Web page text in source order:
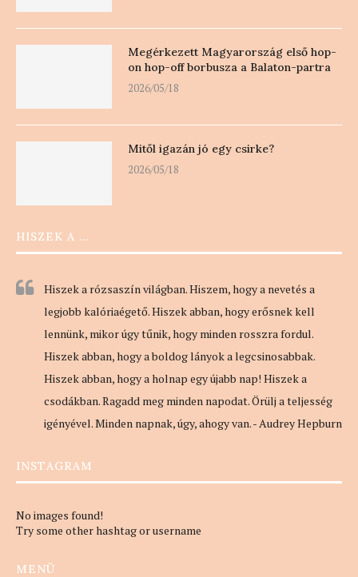
Megérkezett Magyarország első hop-
on hop-off borbusza a Balaton-partra
2026/05/18
Mitől igazán jó egy csirke?
2026/05/18
HISZEK A …
Hiszek a rózsaszín világban. Hiszem, hogy a nevetés a
legjobb kalóriaégető. Hiszek abban, hogy erősnek kell
lennünk, mikor úgy tűnik, hogy minden rosszra fordul.
Hiszek abban, hogy a boldog lányok a legcsinosabbak.
Hiszek abban, hogy a holnap egy újabb nap! Hiszek a
csodákban. Ragadd meg minden napodat. Örülj a teljesség
igényével. Minden napnak, úgy, ahogy van. - Audrey Hepburn
INSTAGRAM
No images found!
Try some other hashtag or username
MENÜ